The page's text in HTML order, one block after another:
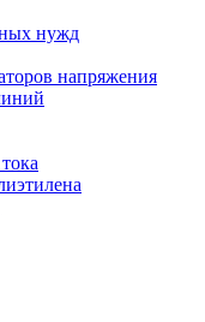
нужд
напряжения